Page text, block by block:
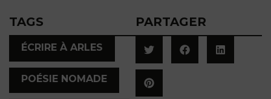
TAGS
ÉCRIRE À ARLES
POÉSIE NOMADE
PARTAGER